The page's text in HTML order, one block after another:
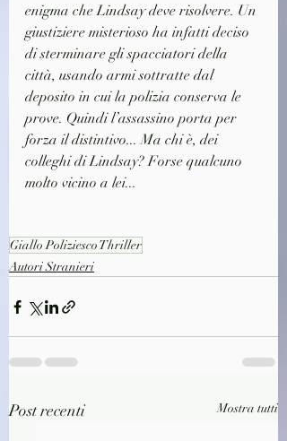
enigma che Lindsay deve risolvere. Un
giustiziere misterioso ha infatti deciso
di sterminare gli spacciatori della
città, usando armi sottratte dal
deposito in cui la polizia conserva le
prove. Quindi l’assassino porta per
forza il distintivo... Ma chi è, dei
colleghi di Lindsay? Forse qualcuno
molto vicino a lei...
Giallo Poliziesco Thriller
Autori Stranieri
Post recenti Mostra tutti